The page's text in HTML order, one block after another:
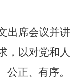
出席会议并
，以对党和
正、有序。